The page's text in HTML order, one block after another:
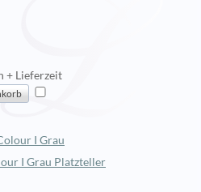
+ Lieferzeit
I Grau Platzteller